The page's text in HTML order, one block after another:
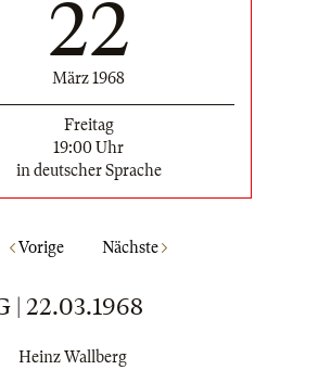
22
März 1968
Freitag
19:00 Uhr
in deutscher Sprache
Vorige Nächste
| 22.03.1968
Heinz Wallberg